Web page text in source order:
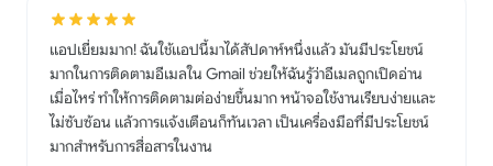
แอปเยี่ยมมาก! ฉันใช้แอปนี้มาได้สัปดาห์หนึ่งแล้ว มันมีประโยชน์
มากในการติดตามอีเมลใน Gmail ช่วยให้ฉันรู้ว่าอีเมลถูกเปิดอ่าน
เมื่อไหร่ ทำให้การติดตามต่อง่ายขึ้นมาก หน้าจอใช้งานเรียบง่ายและ
ไม่ซับซ้อน แล้วการแจ้งเตือนก็ทันเวลา เป็นเครื่องมือที่มีประโยชน์
มากสำหรับการสื่อสารในงาน
Nirmala Yadav